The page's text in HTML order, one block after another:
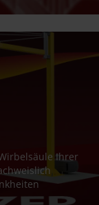
Ihrer